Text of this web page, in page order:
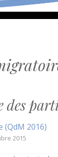
des
2016)
2015